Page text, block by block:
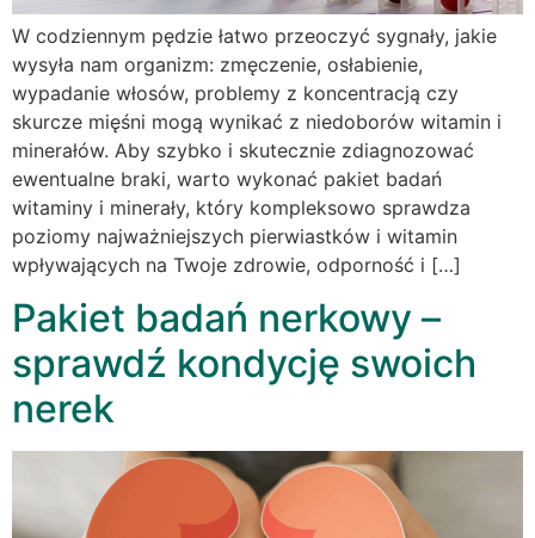
W codziennym pędzie łatwo przeoczyć sygnały, jakie
wysyła nam organizm: zmęczenie, osłabienie,
wypadanie włosów, problemy z koncentracją czy
skurcze mięśni mogą wynikać z niedoborów witamin i
minerałów. Aby szybko i skutecznie zdiagnozować
ewentualne braki, warto wykonać pakiet badań
witaminy i minerały, który kompleksowo sprawdza
poziomy najważniejszych pierwiastków i witamin
wpływających na Twoje zdrowie, odporność i […]
Pakiet badań nerkowy –
sprawdź kondycję swoich
nerek